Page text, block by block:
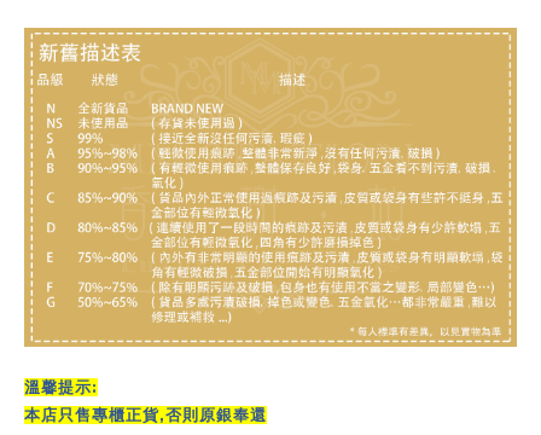
溫馨提示:
本店只售專櫃正貨,否則原銀奉還